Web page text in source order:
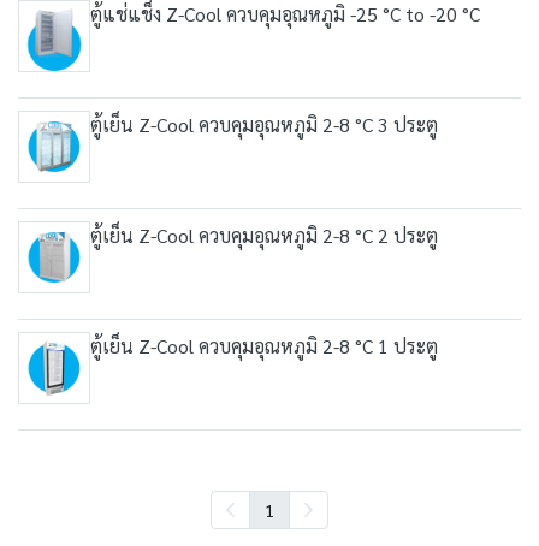
ตู้แช่แช็ง Z-Cool ควบคุมอุณหภูมิ -25 °C to -20 °C
ตู้เย็น Z-Cool ควบคุมอุณหภูมิ 2-8 °C 3 ประตู
ตู้เย็น Z-Cool ควบคุมอุณหภูมิ 2-8 °C 2 ประตู
ตู้เย็น Z-Cool ควบคุมอุณหภูมิ 2-8 °C 1 ประตู
1